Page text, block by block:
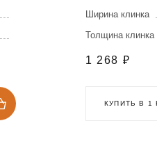
Ширина клинка
Толщина клинка
1 268 ₽
КУПИТЬ В 1